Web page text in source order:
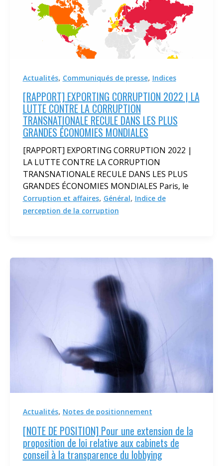
Actualités, Communiqués de presse, Indices
[RAPPORT] EXPORTING CORRUPTION 2022 | LA
LUTTE CONTRE LA CORRUPTION
TRANSNATIONALE RECULE DANS LES PLUS
GRANDES ÉCONOMIES MONDIALES
[RAPPORT] EXPORTING CORRUPTION 2022 |
LA LUTTE CONTRE LA CORRUPTION
TRANSNATIONALE RECULE DANS LES PLUS
GRANDES ÉCONOMIES MONDIALES Paris, le
Corruption et affaires, Général, Indice de
perception de la corruption
Actualités, Notes de positionnement
[NOTE DE POSITION] Pour une extension de la
proposition de loi relative aux cabinets de
conseil à la transparence du lobbying